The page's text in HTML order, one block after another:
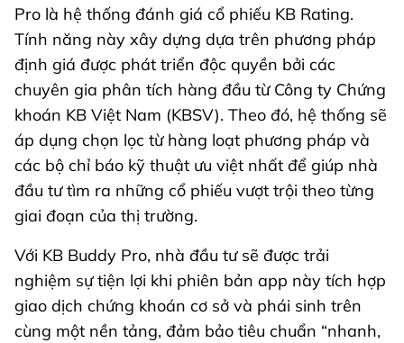
Pro là hệ thống đánh giá cổ phiếu KB Rating.
Tính năng này xây dựng dựa trên phương pháp
định giá được phát triển độc quyền bởi các
chuyên gia phân tích hàng đầu từ Công ty Chứng
khoán KB Việt Nam (KBSV). Theo đó, hệ thống sẽ
áp dụng chọn lọc từ hàng loạt phương pháp và
các bộ chỉ báo kỹ thuật ưu việt nhất để giúp nhà
đầu tư tìm ra những cổ phiếu vượt trội theo từng
giai đoạn của thị trường.
Với KB Buddy Pro, nhà đầu tư sẽ được trải
nghiệm sự tiện lợi khi phiên bản app này tích hợp
giao dịch chứng khoán cơ sở và phái sinh trên
cùng một nền tảng, đảm bảo tiêu chuẩn “nhanh,